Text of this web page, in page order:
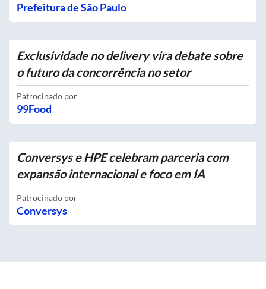
Prefeitura de São Paulo
Exclusividade no delivery vira debate sobre
o futuro da concorrência no setor
Patrocinado por
99Food
Conversys e HPE celebram parceria com
expansão internacional e foco em IA
Patrocinado por
Conversys